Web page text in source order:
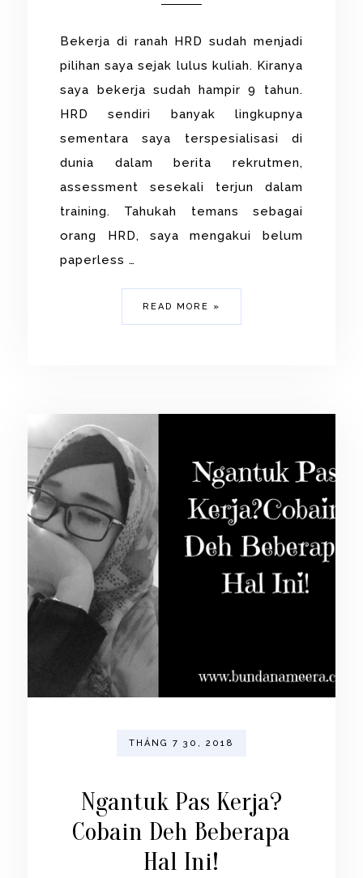
Bekerja di ranah HRD sudah menjadi
pilihan saya sejak lulus kuliah. Kiranya
saya bekerja sudah hampir 9 tahun.
HRD sendiri banyak lingkupnya
sementara saya terspesialisasi di
dunia dalam berita rekrutmen,
assessment sesekali terjun dalam
training. Tahukah temans sebagai
orang HRD, saya mengakui belum
paperless …
READ MORE »
THÁNG 7 30, 2018
Ngantuk Pas Kerja?
Cobain Deh Beberapa
Hal Ini!